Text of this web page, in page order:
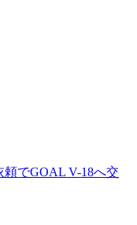
でGOAL V-18へ交